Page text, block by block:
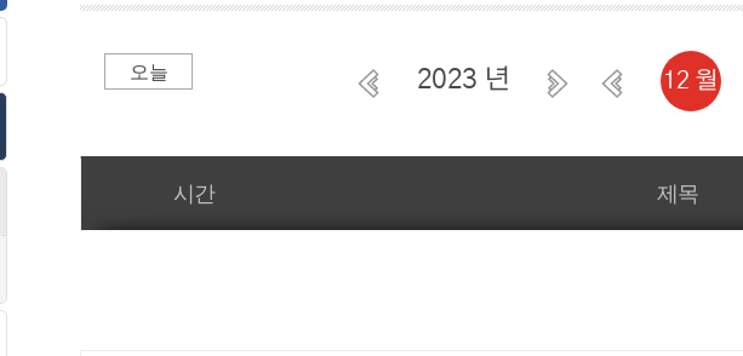
오늘 2023 년 12 월
일간 부서일정관리
시간 제목